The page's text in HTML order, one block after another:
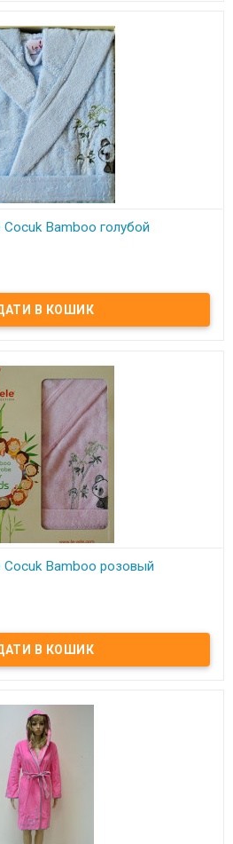
Bamboo голубой
производитель: Турция. Торговая
Bamboo розовый
Размер: 5-6 лет. Состав: 65%
производитель: Турция. Торговая